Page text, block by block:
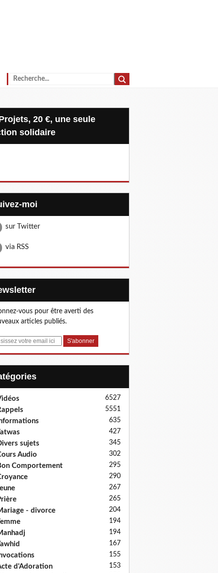
solidaire
moi
sur Twitter
via RSS
vous pour être averti des
articles publiés.
6527
5551
635
427
sujets 345
Audio 302
Comportement 295
290
267
265
- divorce 204
194
194
167
155
d'Adoration 153